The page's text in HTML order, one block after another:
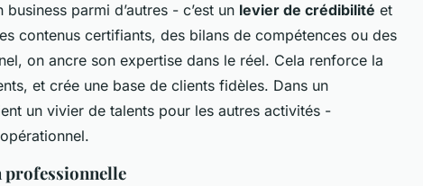
parmi d’autres - c’est un levier de crédibilité et
contenus certifiants, des bilans de compétences ou des
on ancre son expertise dans le réel. Cela renforce la
et crée une base de clients fidèles. Dans un
un vivier de talents pour les autres activités -